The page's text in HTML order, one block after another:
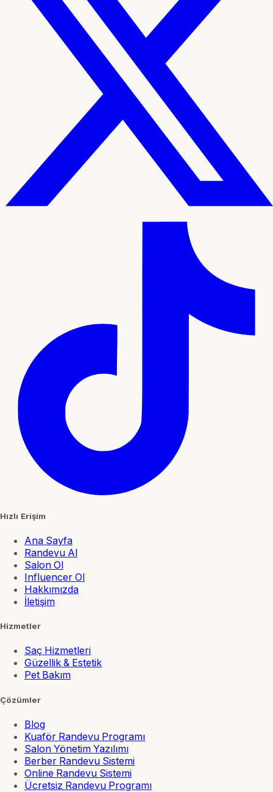
Hızlı Erişim
Ana Sayfa
Randevu Al
Salon Ol
Influencer Ol
Hakkımızda
İletişim
Hizmetler
Saç Hizmetleri
Güzellik & Estetik
Pet Bakım
Çözümler
Blog
Kuaför Randevu Programı
Salon Yönetim Yazılımı
Berber Randevu Sistemi
Online Randevu Sistemi
Ücretsiz Randevu Programı